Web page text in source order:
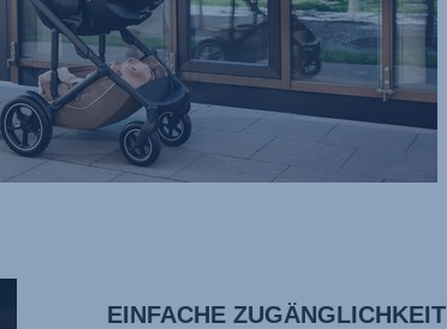
EINFACHE ZUGÄNGLICHKEIT